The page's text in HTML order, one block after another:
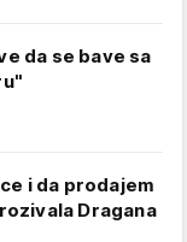
da se bave sa
i da prodajem
Dragana